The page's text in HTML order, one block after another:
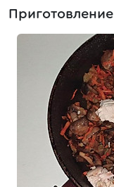
Приготовление